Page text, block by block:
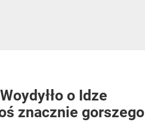
o Idze
znacznie gorszego